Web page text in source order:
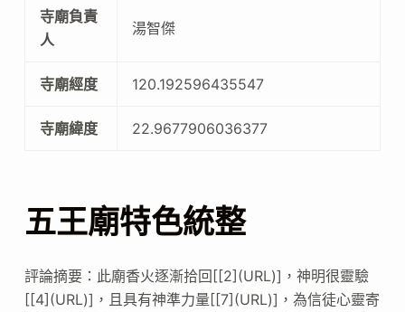
寺廟負責
人
湯智傑
寺廟經度 120.192596435547
寺廟緯度 22.9677906036377
五王廟特色統整
評論摘要：此廟香火逐漸拾回[[2](URL)]，神明很靈驗
[[4](URL)]，且具有神準力量[[7](URL)]，為信徒心靈寄